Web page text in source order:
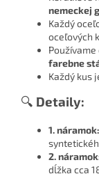
nemeckej
Každý
oceľových
farebne
Každý kus
🔍 Detaily:
1. náramok:
2.
dĺžka cca